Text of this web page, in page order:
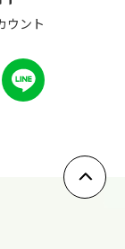
ウント